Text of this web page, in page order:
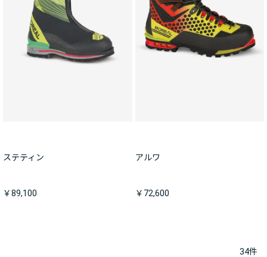
ステティン
￥89,100
アルワ
￥72,600
34件